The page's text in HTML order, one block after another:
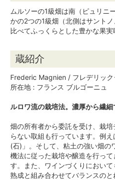
ムルソーの1級畑は南（ピュリニ
かの2つの1級畑（北側はサント
比べてふっくらとした豊かな果
蔵紹介
Frederic Magnien / フレデリック
所在地 : フランス ブルゴーニュ
ルロワ流の栽培法。濃厚から繊細
畑の所有者から委託を受け、栽
らない取組も行っています。例
(石)」。そして、粘土の強い畑の
機法に従った栽培や醸造を行っ
す。また、ワインづくりにおい
熟成と組み合わせてバランスの